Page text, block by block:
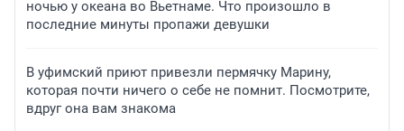
ночью у океана во Вьетнаме. Что произошло в
последние минуты пропажи девушки
В уфимский приют привезли пермячку Марину,
которая почти ничего о себе не помнит. Посмотрите,
вдруг она вам знакома